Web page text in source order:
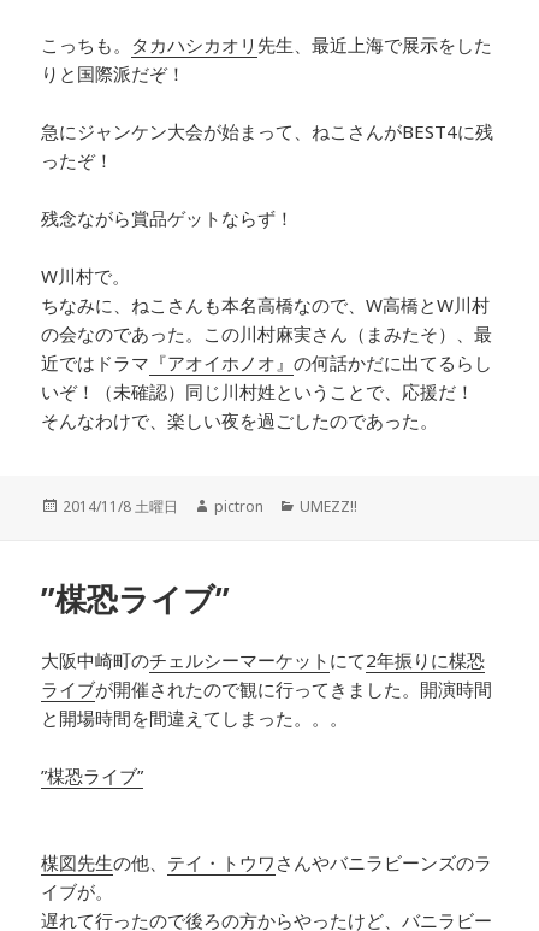
こっちも。 タカハシカオリ 先生、最近上海で展示をした
りと国際派だぞ！
急にジャンケン大会が始まって、ねこさんがBEST4に残
ったぞ！
残念ながら賞品ゲットならず！
W川村で。
ちなみに、ねこさんも本名高橋なので、W高橋とW川村
の会なのであった。この川村麻実さん（まみたそ）、最
近ではドラマ 『アオイホノオ』の何話かだに出てるらし
いぞ！（未確認）同じ川村姓ということで、応援だ！
そんなわけで、楽しい夜を過ごしたのであった。
投
2014/11/8 土曜日
作
pictron
カ
UMEZZ!!
”楳恐ライブ”
大阪中崎町のチェルシーマーケット にて2年振りに楳恐
ライブが開催されたので観に行ってきました。開演時間
と開場時間を間違えてしまった。。。
”楳恐ライブ”
楳図先生の他、 テイ・トウワ さんやバニラビーンズのラ
イブが。
遅れて行ったので後ろの方からやったけど、バニラビー